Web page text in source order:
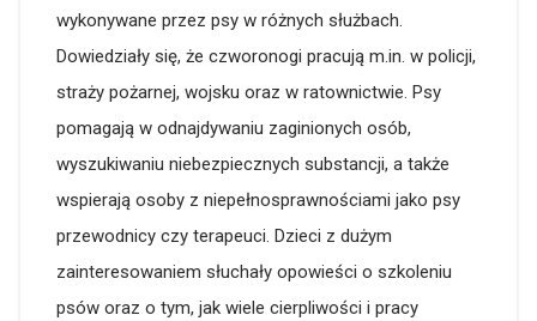
wykonywane przez psy w różnych służbach.
Dowiedziały się, że czworonogi pracują m.in. w policji,
straży pożarnej, wojsku oraz w ratownictwie. Psy
pomagają w odnajdywaniu zaginionych osób,
wyszukiwaniu niebezpiecznych substancji, a także
wspierają osoby z niepełnosprawnościami jako psy
przewodnicy czy terapeuci. Dzieci z dużym
zainteresowaniem słuchały opowieści o szkoleniu
psów oraz o tym, jak wiele cierpliwości i pracy